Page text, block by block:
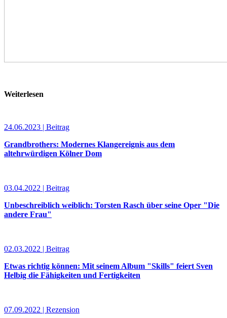
Weiterlesen
24.06.2023 | Beitrag
Grandbrothers: Modernes Klangereignis aus dem
altehrwürdigen Kölner Dom
03.04.2022 | Beitrag
Unbeschreiblich weiblich: Torsten Rasch über seine Oper "Die
andere Frau"
02.03.2022 | Beitrag
Etwas richtig können: Mit seinem Album "Skills" feiert Sven
Helbig die Fähigkeiten und Fertigkeiten
07.09.2022 | Rezension